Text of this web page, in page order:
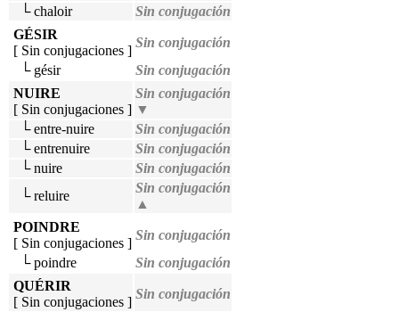
└ chaloir
Sin conjugación
GÉSIR
[ Sin conjugaciones ]
Sin conjugación
└ gésir
Sin conjugación
NUIRE
[ Sin conjugaciones ]
Sin conjugación
▼
└ entre-nuire
Sin conjugación
└ entrenuire
Sin conjugación
└ nuire
Sin conjugación
└ reluire
Sin conjugación
▲
POINDRE
[ Sin conjugaciones ]
Sin conjugación
└ poindre
Sin conjugación
QUÉRIR
[ Sin conjugaciones ]
Sin conjugación